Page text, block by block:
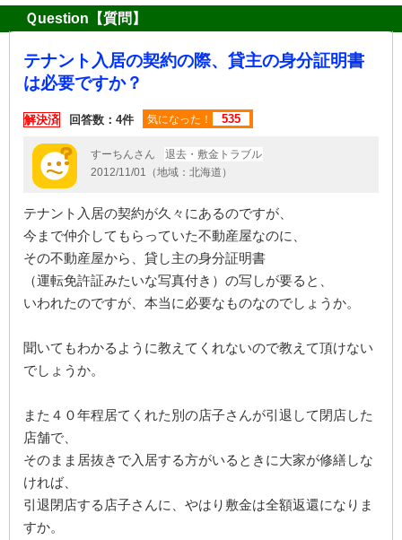
Ｑuestion【質問】
テナント入居の契約の際、貸主の身分証明書
は必要ですか？
解決済 回答数：4件 気になった！ 535
すーちんさん
退去・敷金トラブル
2012/11/01（地域：北海道）
テナント入居の契約が久々にあるのですが、
今まで仲介してもらっていた不動産屋なのに、
その不動産屋から、貸し主の身分証明書
（運転免許証みたいな写真付き）の写しが要ると、
いわれたのですが、本当に必要なものなのでしょうか。
聞いてもわかるように教えてくれないので教えて頂けない
でしょうか。
また４０年程居てくれた別の店子さんが引退して閉店した
店舗で、
そのまま居抜きで入居する方がいるときに大家が修繕しな
ければ、
引退閉店する店子さんに、やはり敷金は全額返還になりま
すか。